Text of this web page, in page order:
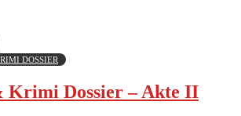
DOSSIER
Krimi Dossier – Akte II